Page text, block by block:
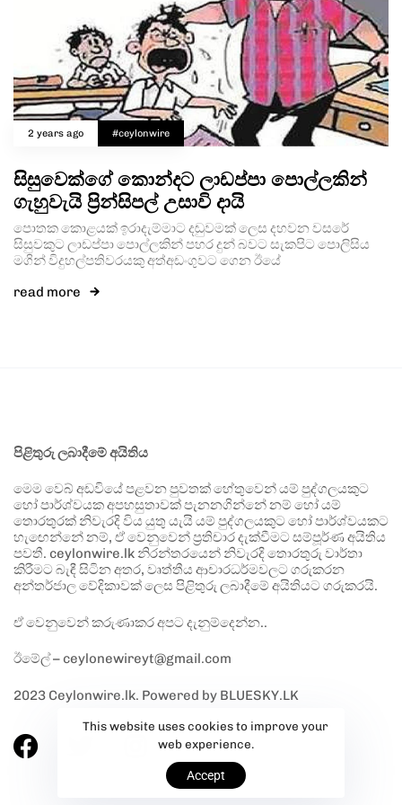
2 years ago #ceylonwire
සිසුවෙක්ගේ කොන්දට ලාඩප්පා පොල්ලකින්
ගැහුවැයි ප්‍රින්සිපල් උසාවි දායි
පොතක කොළයක් ඉරාදැම්මාට දඬුවමක් ලෙස දහවන වසරේ
සිසුවකුට ලාඩප්පා පොල්ලකින් පහර දුන් බවට සැකපිට පොලිසිය
මගින් විදුහල්පතිවරයකු අත්අඩංගුවට ගෙන ඊයේ
read more
පිළිතුරු ලබාදීමේ අයිතිය
මෙම වෙබ් අඩවියේ පළවන පුවතක් හේතුවෙන් යම් පුද්ගලයකුට
හෝ පාර්ශ්වයක අපහසුතාවක් පැනනගින්නේ නම් හෝ යම්
තොරතුරක් නිවැරදි විය යුතු යැයි යම් පුද්ගලයකුට හෝ පාර්ශ්වයකට
හැඟෙන්නේ නම්, ඒ වෙනුවෙන් ප්‍රතිචාර දැක්වීමට සම්පූර්ණ අයිතිය
පවතී. ceylonwire.lk නිරන්තරයෙන් නිවැරදි තොරතුරු වාර්තා
කිරීමට බැඳී සිටින අතර, වෘත්තීය ආචාරධර්මවලට ගරුකරන
අන්තර්ජාල වේදිකාවක් ලෙස පිළිතුරු ලබාදීමේ අයිතියට ගරුකරයි.
ඒ වෙනුවෙන් කරුණාකර අපට දැනුම්දෙන්න..
ඊමේල් – ceylonewireyt@gmail.com
2023 Ceylonwire.lk. Powered by BLUESKY.LK
This website uses cookies to improve your
web experience.
Accept